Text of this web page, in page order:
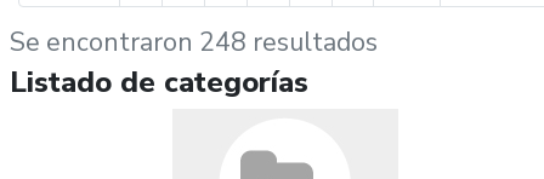
Se encontraron 248 resultados
Listado de categorías